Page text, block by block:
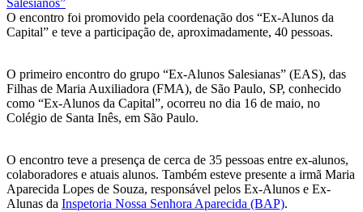
O encontro foi promovido pela coordenação dos “Ex-Alunos da
Capital” e teve a participação de, aproximadamente, 40 pessoas.
O primeiro encontro do grupo “Ex-Alunos Salesianas” (EAS), das
Filhas de Maria Auxiliadora (FMA), de São Paulo, SP, conhecido
como “Ex-Alunos da Capital”, ocorreu no dia 16 de maio, no
Colégio de Santa Inês, em São Paulo.
O encontro teve a presença de cerca de 35 pessoas entre ex-alunos,
colaboradores e atuais alunos. Também esteve presente a irmã Maria
Aparecida Lopes de Souza, responsável pelos Ex-Alunos e Ex-
Alunas da Inspetoria Nossa Senhora Aparecida (BAP).